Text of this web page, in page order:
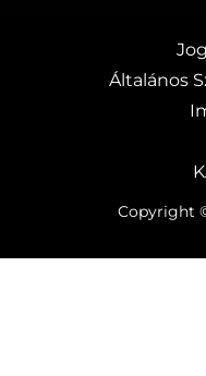
Általános
Copyright